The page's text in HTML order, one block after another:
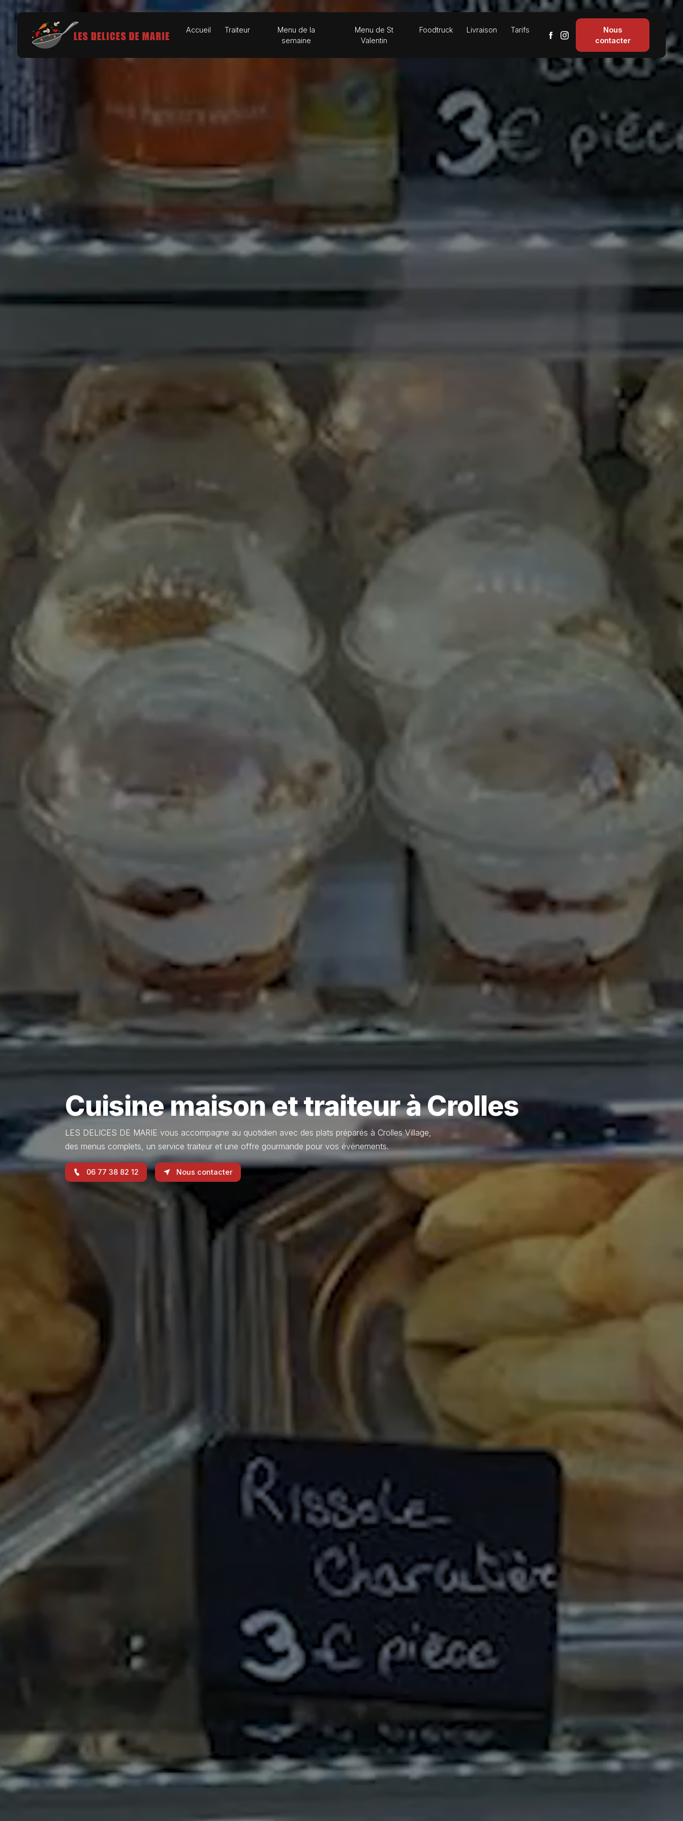
Accueil Traiteur
Menu de la
semaine
Menu de St
Valentin
Foodtruck Livraison Tarifs
Nous
contacter
Cuisine maison et traiteur à Crolles
LES DELICES DE MARIE vous accompagne au quotidien avec des plats préparés à Crolles Village,
des menus complets, un service traiteur et une offre gourmande pour vos événements.
06 77 38 82 12 Nous contacter
Panneau de gestion des cookies